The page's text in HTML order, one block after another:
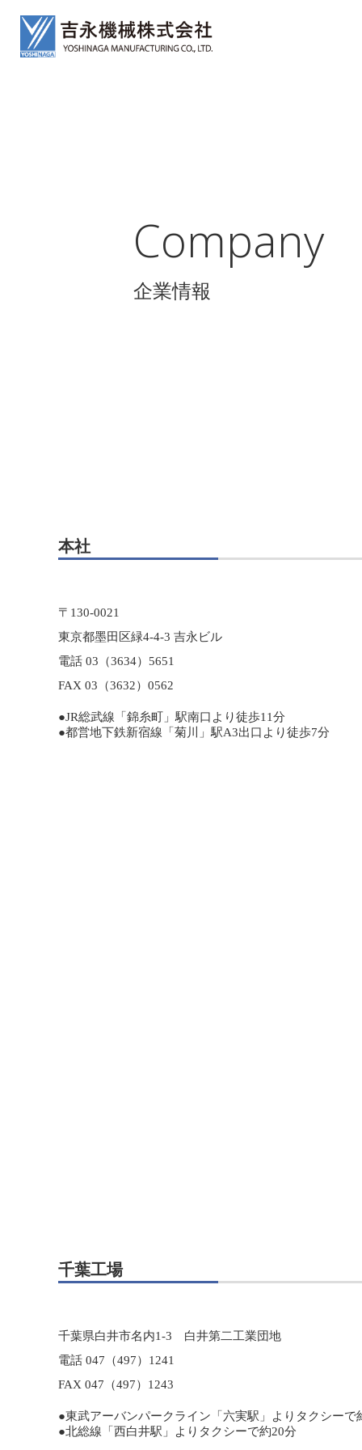
Company
企業情報
本社
〒130-0021
東京都墨田区緑4-4-3 吉永ビル
電話 03（3634）5651
FAX 03（3632）0562
●JR総武線「錦糸町」駅南口より徒歩11分
●都営地下鉄新宿線「菊川」駅A3出口より徒歩7分
千葉工場
千葉県白井市名内1-3 白井第二工業団地
電話 047（497）1241
FAX 047（497）1243
●東武アーバンパークライン「六実駅」よりタクシーで
●北総線「西白井駅」よりタクシーで約20分